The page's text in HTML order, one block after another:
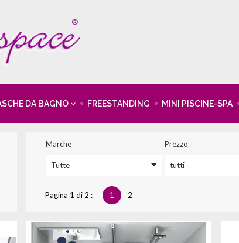
DA BAGNO FREESTANDING MINI PISCINE-SPA
Marche
Tutte
prezzo
tutti
Pagina 1 di 2 : 1 2